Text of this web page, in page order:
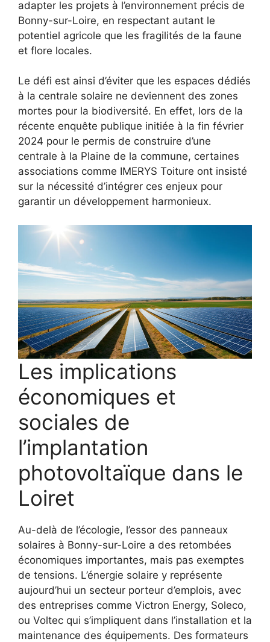
adapter les projets à l’environnement précis de
Bonny-sur-Loire, en respectant autant le
potentiel agricole que les fragilités de la faune
et flore locales.
Le défi est ainsi d’éviter que les espaces dédiés
à la centrale solaire ne deviennent des zones
mortes pour la biodiversité. En effet, lors de la
récente enquête publique initiée à la fin février
2024 pour le permis de construire d’une
centrale à la Plaine de la commune, certaines
associations comme IMERYS Toiture ont insisté
sur la nécessité d’intégrer ces enjeux pour
garantir un développement harmonieux.
Les implications
économiques et
sociales de
l’implantation
photovoltaïque dans le
Loiret
Au-delà de l’écologie, l’essor des panneaux
solaires à Bonny-sur-Loire a des retombées
économiques importantes, mais pas exemptes
de tensions. L’énergie solaire y représente
aujourd’hui un secteur porteur d’emplois, avec
des entreprises comme Victron Energy, Soleco,
ou Voltec qui s’impliquent dans l’installation et la
maintenance des équipements. Des formateurs